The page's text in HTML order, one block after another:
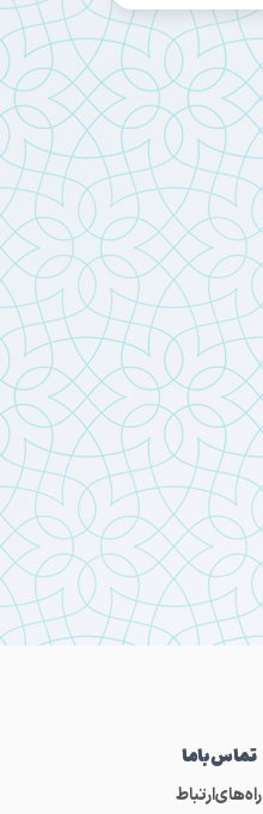
تماس‌باما
راه‌های‌ارتباط